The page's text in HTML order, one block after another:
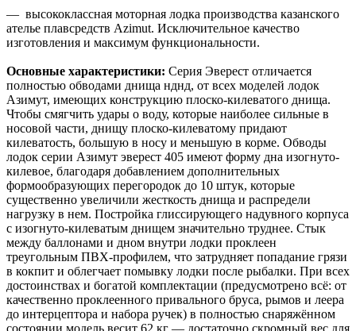
— высококлассная моторная лодка производства казанского
ателье плавсредств Azimut. Исключительное качество
изготовления и максимум функциональности.
Основные характеристики: Серия Эверест отличается
полностью обводами днища нднд, от всех моделей лодок
Азимут, имеющих конструкцию плоско-килеватого днища.
Чтобы смягчить удары о воду, которые наиболее сильные в
носовой части, днищу плоско-килеватому придают
килеватость, большую в носу и меньшую в корме. Обводы
лодок серии Азимут эверест 405 имеют форму дна изогнуто-
килевое, благодаря добавлением дополнительных
формообразующих перегородок до 10 штук, которые
существенно увеличили жесткость днища и распредели
нагрузку в нем. Постройка глиссирующего надувного корпуса
с изогнуто-килеватым днищем значительно труднее. Стык
между баллонами и дном внутри лодки проклеен
треугольным ПВХ-профилем, что затрудняет попадание грязи
в кокпит и облегчает помывку лодки после рыбалки. При всех
достоинствах и богатой комплектации (предусмотрено всё: от
качественно проклеенного привального бруса, рымов и леера
до интерцептора и набора ручек) в полностью снаряжённом
состоянии модель весит 62 кг — достаточно скромный вес для